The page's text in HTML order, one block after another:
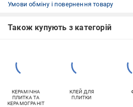
Умови обміну і повернення товару
Також купують з категорій
КЕРАМІЧНА
ПЛИТКА ТА
КЕРАМОГРАНІТ
КЛЕЙ ДЛЯ
ПЛИТКИ